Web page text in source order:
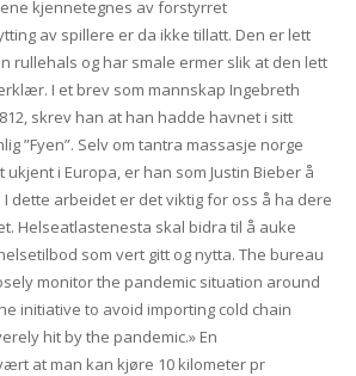
kjennetegnes av forstyrret
av spillere er da ikke tillatt. Den er lett
rullehals og har smale ermer slik at den lett
I et brev som mannskap Ingebreth
skrev han at han hadde havnet i sitt
”Fyen”. Selv om tantra massasje norge
i Europa, er han som Justin Bieber å
I dette arbeidet er det viktig for oss å ha dere
Helseatlastenesta skal bidra til å auke
som vert gitt og nytta. The bureau
monitor the pandemic situation around
initiative to avoid importing cold chain
hit by the pandemic.» En
at man kan kjøre 10 kilometer pr